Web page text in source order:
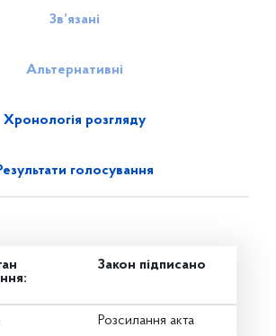
Зв’язані
Альтернативні
Хронологія розгляду
голосування
Закон підписано
Розсилання акта